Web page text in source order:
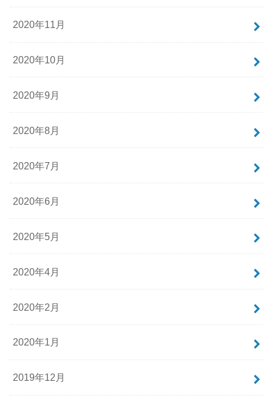
2020年11月
2020年10月
2020年9月
2020年8月
2020年7月
2020年6月
2020年5月
2020年4月
2020年2月
2020年1月
2019年12月